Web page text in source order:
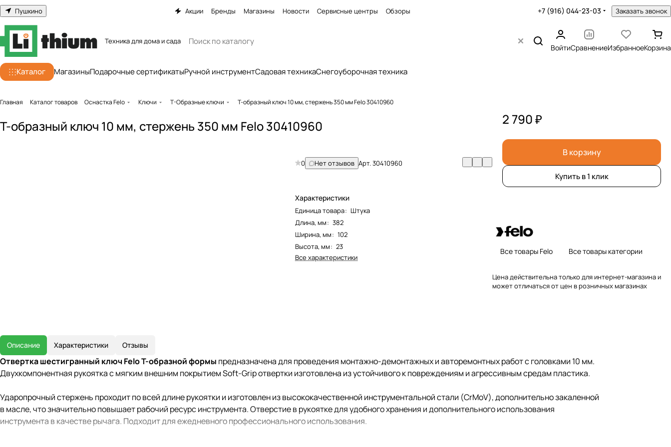
Пушкино Акции Бренды Магазины Новости Сервисные центры Обзоры +7 (916) 044-23-03 Заказать звонок
Техника для дома и сада
ВойтиСравнениеИзбранноеКорзина
Каталог МагазиныПодарочные сертификатыРучной инструментСадовая техникаСнегоуборочная техника
Главная Каталог товаров Оснастка Felo Ключи Т-Образные ключи Т-образный ключ 10 мм, стержень 350 мм Felo 30410960
Т-образный ключ 10 мм, стержень 350 мм Felo 30410960
0 Нет отзывов Арт.30410960
Характеристики
Единица товара: Штука
Длина, мм: 382
Ширина, мм: 102
Высота, мм: 23
Все характеристики
2 790 ₽
В корзину
Купить в 1 клик
Все товары Felo Все товары категории
Цена действительна только для интернет-магазина и
может отличаться от цен в розничных магазинах
Описание Характеристики Отзывы
Отвертка шестигранный ключ Felo Т-образной формы предназначена для проведения монтажно-демонтажных и авторемонтных работ с головками 10 мм.
Двухкомпонентная рукоятка с мягким внешним покрытием Soft-Grip отвертки изготовлена из устойчивого к повреждениям и агрессивным средам пластика.
Ударопрочный стержень проходит по всей длине рукоятки и изготовлен из высококачественной инструментальной стали (CrMoV), дополнительно закаленной
в масле, что значительно повышает рабочий ресурс инструмента. Отверстие в рукоятке для удобного хранения и дополнительного использования
инструмента в качестве рычага. Подходит для ежедневного профессионального использования.